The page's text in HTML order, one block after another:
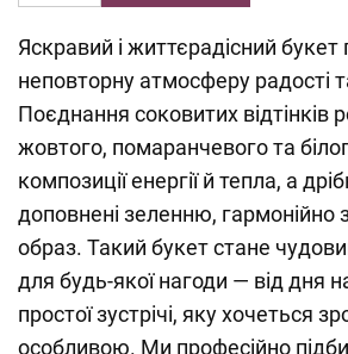
Яскравий і життєрадісний
неповторну атмосферу радості
Поєднання соковитих відтінків
жовтого, помаранчевого та
композиції енергії й тепла, а
доповнені зеленню,
образ. Такий букет стане
для будь-якої нагоди — від дня
простої зустрічі, яку хочеться
особливою. Ми професійно